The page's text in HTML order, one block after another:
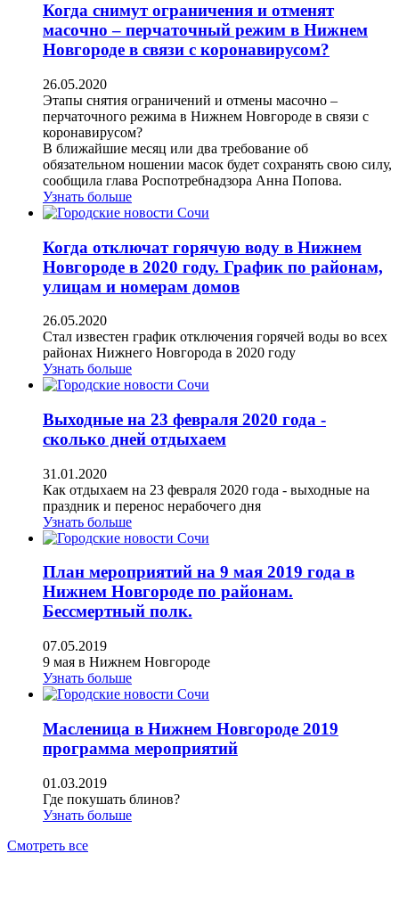
Когда снимут ограничения и отменят
масочно – перчаточный режим в Нижнем
Новгороде в связи с коронавирусом?
26.05.2020
Этапы снятия ограничений и отмены масочно –
перчаточного режима в Нижнем Новгороде в связи с
коронавирусом?
В ближайшие месяц или два требование об
обязательном ношении масок будет сохранять свою силу,
сообщила глава Роспотребнадзора Анна Попова.
Узнать больше
Когда отключат горячую воду в Нижнем
Новгороде в 2020 году. График по районам,
улицам и номерам домов
26.05.2020
Стал известен график отключения горячей воды во всех
районах Нижнего Новгорода в 2020 году
Узнать больше
Выходные на 23 февраля 2020 года -
сколько дней отдыхаем
31.01.2020
Как отдыхаем на 23 февраля 2020 года - выходные на
праздник и перенос нерабочего дня
Узнать больше
План мероприятий на 9 мая 2019 года в
Нижнем Новгороде по районам.
Бессмертный полк.
07.05.2019
9 мая в Нижнем Новгороде
Узнать больше
Масленица в Нижнем Новгороде 2019
программа мероприятий
01.03.2019
Где покушать блинов?
Узнать больше
Смотреть все